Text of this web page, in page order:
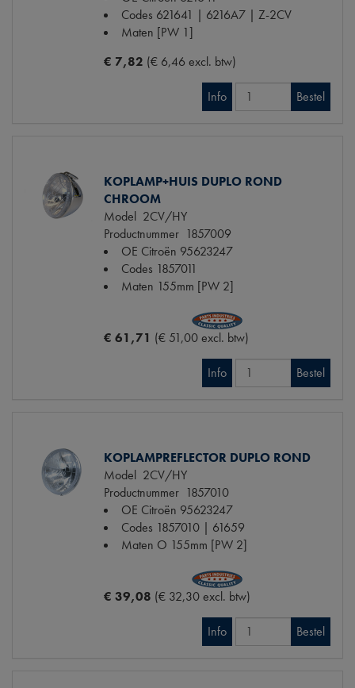
Codes 621641 | 6216A7 | Z-2CV
Maten [PW 1]
€ 7,82 (€ 6,46 excl. btw)
Info Bestel
KOPLAMP+HUIS DUPLO ROND
CHROOM
Model 2CV/HY
Productnummer 1857009
OE Citroën 95623247
Codes 1857011
Maten 155mm [PW 2]
€ 61,71 (€ 51,00 excl. btw)
Info Bestel
KOPLAMPREFLECTOR DUPLO ROND
Model 2CV/HY
Productnummer 1857010
OE Citroën 95623247
Codes 1857010 | 61659
Maten O 155mm [PW 2]
€ 39,08 (€ 32,30 excl. btw)
Info Bestel